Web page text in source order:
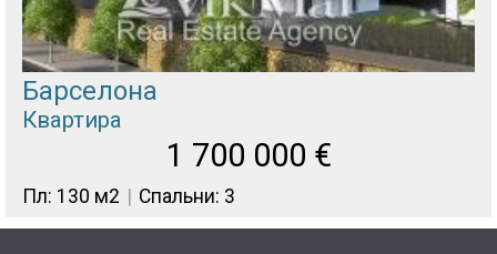
Барселона
Квартира
1 700 000 €
Пл: 130 м2 Спальни: 3